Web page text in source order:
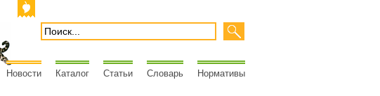
Новости Каталог Статьи Словарь Нормативы